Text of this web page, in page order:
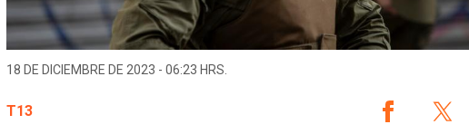
18 DE DICIEMBRE DE 2023 - 06:23 HRS.
T13